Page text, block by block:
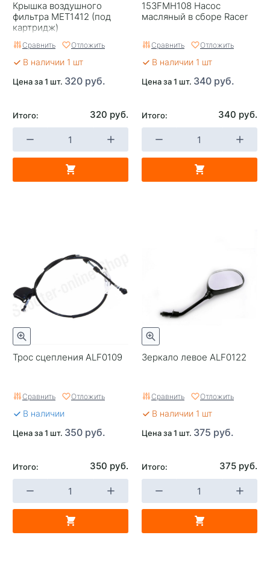
Крышка воздушного
фильтра MET1412 (под
картридж)
Сравнить Отложить
В наличии 1 шт
Цена за 1 шт. 320 руб.
Итого: 320 руб.
153FMH108 Насос
масляный в сборе Racer
Сравнить Отложить
В наличии 1 шт
Цена за 1 шт. 340 руб.
Итого: 340 руб.
Трос сцепления ALF0109
Сравнить Отложить
В наличии
Цена за 1 шт. 350 руб.
Итого: 350 руб.
Зеркало левое ALF0122
Сравнить Отложить
В наличии 1 шт
Цена за 1 шт. 375 руб.
Итого: 375 руб.